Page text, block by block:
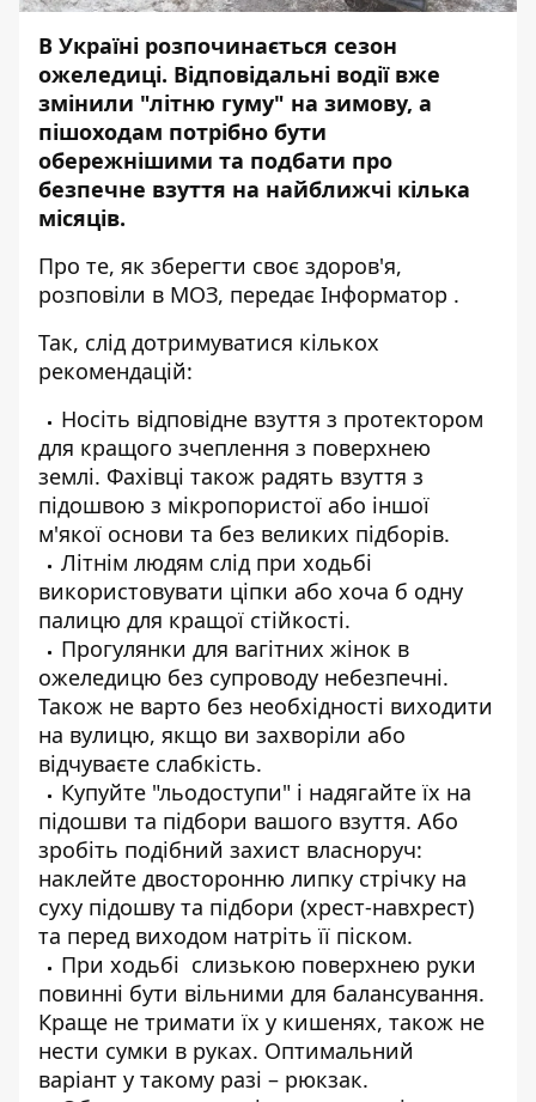
В Україні розпочинається сезон
ожеледиці. Відповідальні водії вже
змінили "літню гуму" на зимову, а
пішоходам потрібно бути
обережнішими та подбати про
безпечне взуття на найближчі кілька
місяців.
Про те, як зберегти своє здоров'я,
розповіли в МОЗ, передає Інформатор .
Так, слід дотримуватися кількох
рекомендацій:
Носіть відповідне взуття з протектором
для кращого зчеплення з поверхнею
землі. Фахівці також радять взуття з
підошвою з мікропористої або іншої
м'якої основи та без великих підборів.
Літнім людям слід при ходьбі
використовувати ціпки або хоча б одну
палицю для кращої стійкості.
Прогулянки для вагітних жінок в
ожеледицю без супроводу небезпечні.
Також не варто без необхідності виходити
на вулицю, якщо ви захворіли або
відчуваєте слабкість.
Купуйте "льодоступи" і надягайте їх на
підошви та підбори вашого взуття. Або
зробіть подібний захист власноруч:
наклейте двосторонню липку стрічку на
суху підошву та підбори (хрест-навхрест)
та перед виходом натріть її піском.
При ходьбі слизькою поверхнею руки
повинні бути вільними для балансування.
Краще не тримати їх у кишенях, також не
нести сумки в руках. Оптимальний
варіант у такому разі – рюкзак.